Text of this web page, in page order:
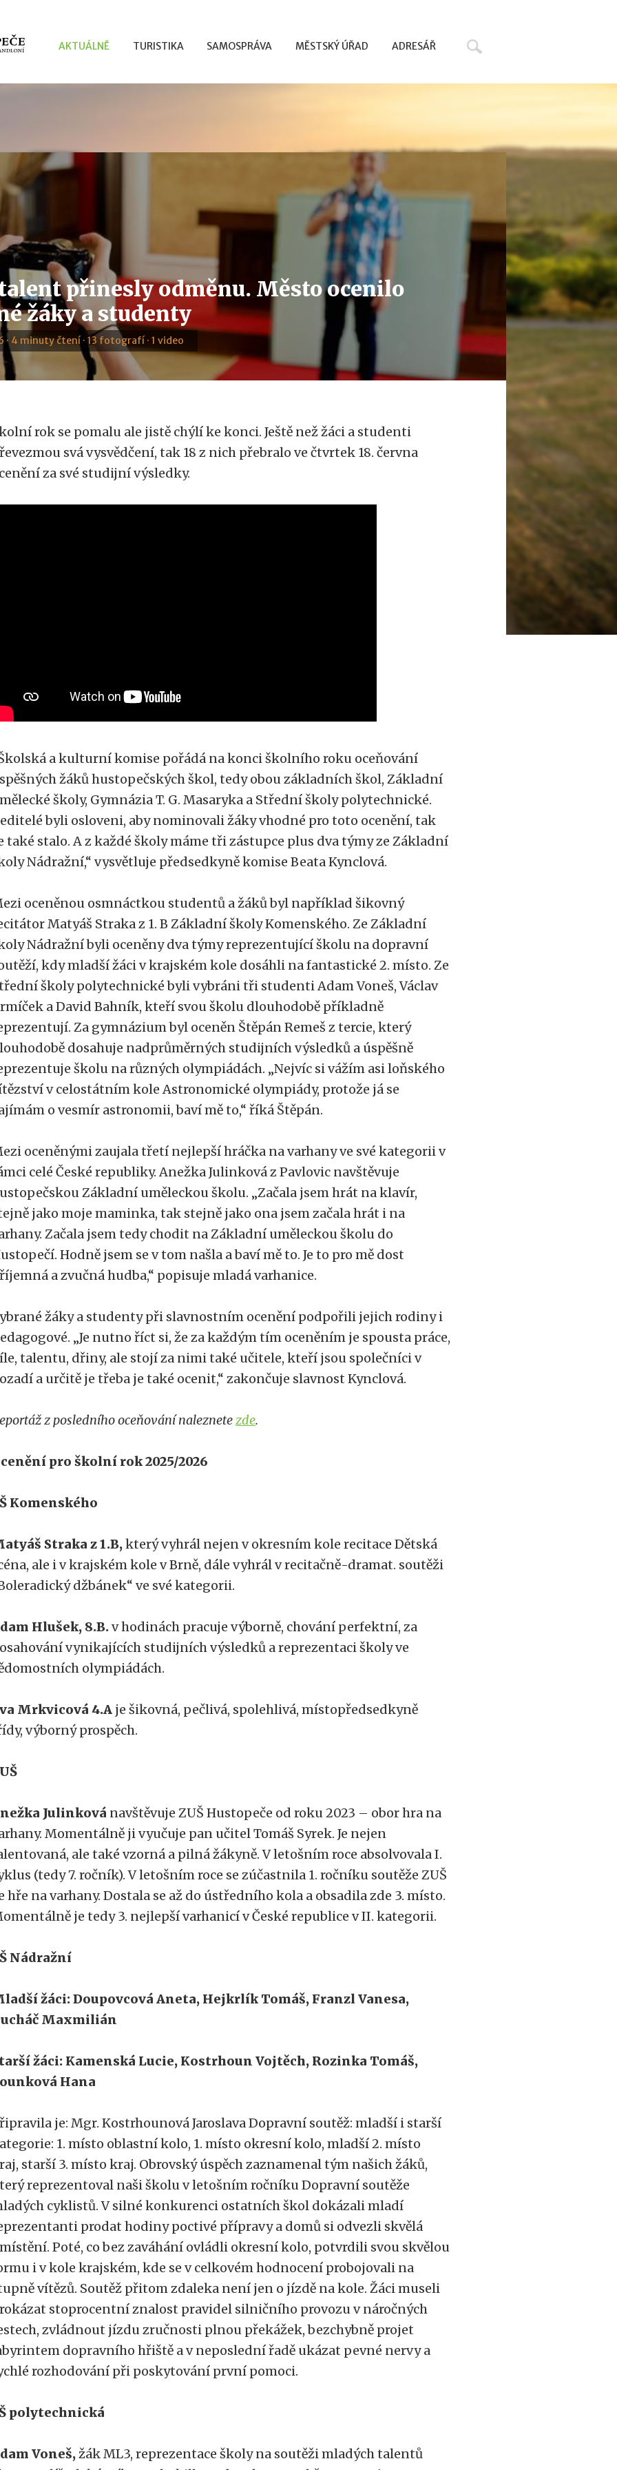
AKTUÁLNĚ TURISTIKA SAMOSPRÁVA MĚSTSKÝ ÚŘAD ADRESÁŘ
přinesly odměnu. Město ocenilo
žáky a studenty
· 4 minuty čtení · 13 fotografí · 1 video
rok se pomalu ale jistě chýlí ke konci. Ještě než žáci a studenti
svá vysvědčení, tak 18 z nich přebralo ve čtvrtek 18. června
za své studijní výsledky.
a kulturní komise pořádá na konci školního roku oceňování
žáků hustopečských škol, tedy obou základních škol, Základní
školy, Gymnázia T. G. Masaryka a Střední školy polytechnické.
byli osloveni, aby nominovali žáky vhodné pro toto ocenění, tak
také stalo. A z každé školy máme tři zástupce plus dva týmy ze Základní
Nádražní,“ vysvětluje předsedkyně komise Beata Kynclová.
oceněnou osmnáctkou studentů a žáků byl například šikovný
Matyáš Straka z 1. B Základní školy Komenského. Ze Základní
Nádražní byli oceněny dva týmy reprezentující školu na dopravní
kdy mladší žáci v krajském kole dosáhli na fantastické 2. místo. Ze
školy polytechnické byli vybráni tři studenti Adam Voneš, Václav
a David Bahník, kteří svou školu dlouhodobě příkladně
Za gymnázium byl oceněn Štěpán Remeš z tercie, který
dosahuje nadprůměrných studijních výsledků a úspěšně
školu na různých olympiádách. „Nejvíc si vážím asi loňského
v celostátním kole Astronomické olympiády, protože já se
o vesmír astronomii, baví mě to,“ říká Štěpán.
oceněnými zaujala třetí nejlepší hráčka na varhany ve své kategorii v
celé České republiky. Anežka Julinková z Pavlovic navštěvuje
Základní uměleckou školu. „Začala jsem hrát na klavír,
jako moje maminka, tak stejně jako ona jsem začala hrát i na
Začala jsem tedy chodit na Základní uměleckou školu do
Hodně jsem se v tom našla a baví mě to. Je to pro mě dost
a zvučná hudba,“ popisuje mladá varhanice.
žáky a studenty při slavnostním ocenění podpořili jejich rodiny i
„Je nutno říct si, že za každým tím oceněním je spousta práce,
talentu, dřiny, ale stojí za nimi také učitele, kteří jsou společníci v
a určitě je třeba je také ocenit,“ zakončuje slavnost Kynclová.
z posledního oceňování naleznetezde.
pro školní rok 2025/2026
Komenského
Straka z 1.B,který vyhrál nejen v okresním kole recitace Dětská
ale i v krajském kole v Brně, dále vyhrál v recitačně-dramat. soutěži
džbánek“ ve své kategorii.
Hlušek, 8.B.v hodinách pracuje výborně, chování perfektní, za
vynikajících studijních výsledků a reprezentaci školy ve
olympiádách.
Mrkvicová 4.A je šikovná, pečlivá, spolehlivá, místopředsedkyně
výborný prospěch.
Julinková navštěvuje ZUŠ Hustopeče od roku 2023 – obor hra na
Momentálně ji vyučuje pan učitel Tomáš Syrek. Je nejen
ale také vzorná a pilná žákyně. V letošním roce absolvovala I.
(tedy 7. ročník). V letošním roce se zúčastnila 1. ročníku soutěže ZUŠ
hře na varhany. Dostala se až do ústředního kola a obsadila zde 3. místo.
je tedy 3. nejlepší varhanicí v České republice v II. kategorii.
Nádražní
žáci: Doupovcová Aneta, Hejkrlík Tomáš, Franzl Vanesa,
Maxmilián
žáci: Kamenská Lucie, Kostrhoun Vojtěch, Rozinka Tomáš,
Hana
je: Mgr. Kostrhounová Jaroslava Dopravní soutěž: mladší i starší
1. místo oblastní kolo, 1. místo okresní kolo, mladší 2. místo
starší 3. místo kraj. Obrovský úspěch zaznamenal tým našich žáků,
reprezentoval naši školu v letošním ročníku Dopravní soutěže
cyklistů. V silné konkurenci ostatních škol dokázali mladí
prodat hodiny poctivé přípravy a domů si odvezli skvělá
Poté, co bez zaváhání ovládli okresní kolo, potvrdili svou skvělou
i v kole krajském, kde se v celkovém hodnocení probojovali na
vítězů. Soutěž přitom zdaleka není jen o jízdě na kole. Žáci museli
stoprocentní znalost pravidel silničního provozu v náročných
zvládnout jízdu zručnosti plnou překážek, bezchybně projet
dopravního hřiště a v neposlední řadě ukázat pevné nervy a
rozhodování při poskytování první pomoci.
polytechnická
Voneš,žák ML3, reprezentace školy na soutěži mladých talentů